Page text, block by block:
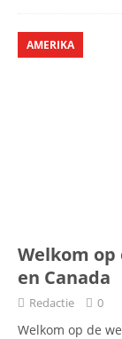
AMERIKA
Welkom
en Canada
Redactie 0
Welkom op de